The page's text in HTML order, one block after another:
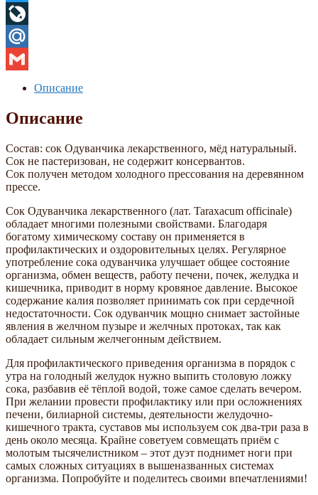
Twitter
LiveJournal
Mail.Ru
Описание
Описание
Состав: сок Одуванчика лекарственного, мёд натуральный.
Сок не пастеризован, не содержит консервантов.
Сок получен методом холодного прессования на деревянном
прессе.
Сок Одуванчика лекарственного (лат. Tarаxacum officinаle)
обладает многими полезными свойствами. Благодаря
богатому химическому составу он применяется в
профилактических и оздоровительных целях. Регулярное
употребление сока одуванчика улучшает общее состояние
организма, обмен веществ, работу печени, почек, желудка и
кишечника, приводит в норму кровяное давление. Высокое
содержание калия позволяет принимать сок при сердечной
недостаточности. Сок одуванчик мощно снимает застойные
явления в желчном пузыре и желчных протоках, так как
обладает сильным желчегонным действием.
Для профилактического приведения организма в порядок с
утра на голодный желудок нужно выпить столовую ложку
сока, разбавив её тёплой водой, тоже самое сделать вечером.
При желании провести профилактику или при осложнениях
печени, билиарной системы, деятельности желудочно-
кишечного тракта, суставов мы используем сок два-три раза в
день около месяца. Крайне советуем совмещать приём с
молотым тысячелистником – этот дуэт поднимет ноги при
самых сложных ситуациях в вышеназванных системах
организма. Попробуйте и поделитесь своими впечатлениями!